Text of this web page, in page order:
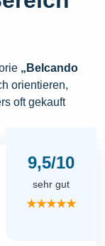
„Belcando
orientieren,
oft gekauft
9,5/10
sehr gut
★★★★★